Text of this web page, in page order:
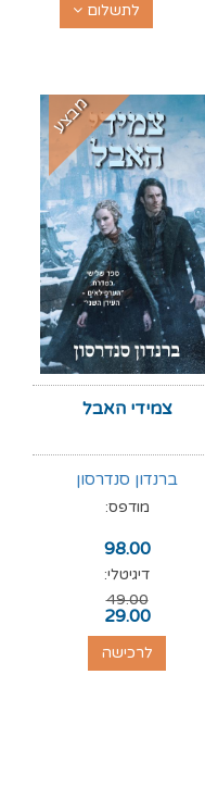
לתשלום
מבצע
צמידי האבל
ברנדון סנדרסון
מודפס:
98.00
דיגיטלי:
49.00
29.00
לרכישה